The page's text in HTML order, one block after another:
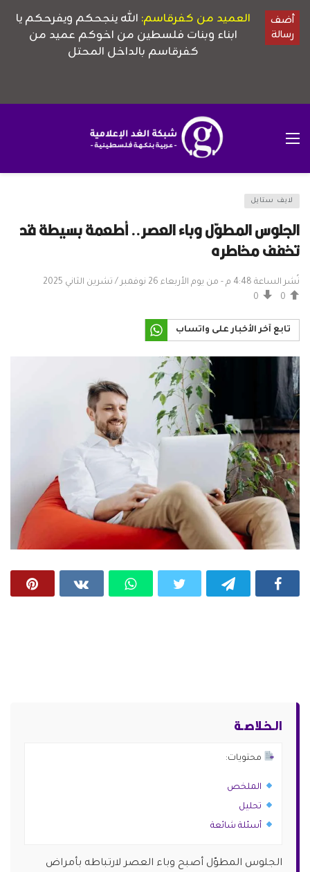
لايف ستايل
الجلوس المطوّل وباء العصر.. أطعمة بسيطة قد
تخفف مخاطره
نُشر الساعة 4:48 م - من يوم الأربعاء 26 نوفمبر / تشرين الثاني 2025
0
0
تابع آخر الأخبار على واتساب
الـخـلاصـة
محتويات:
الملخص
تحليل
أسئلة شائعة
الجلوس المطوّل أصبح وباء العصر لارتباطه بأمراض